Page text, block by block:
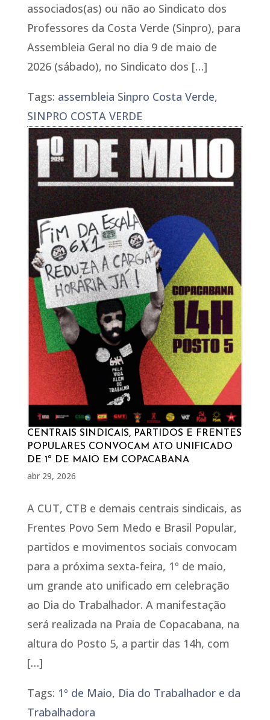
associados(as) ou não ao Sindicato dos
Professores da Costa Verde (Sinpro), para
Assembleia Geral no dia 9 de maio de
2026 (sábado), no Sindicato dos […]
Tags: assembleia Sinpro Costa Verde,
SINPRO COSTA VERDE
CENTRAIS SINDICAIS, PARTIDOS E FRENTES
POPULARES CONVOCAM ATO UNIFICADO
DE 1º DE MAIO EM COPACABANA
abr 29, 2026
A CUT, CTB e demais centrais sindicais, as
Frentes Povo Sem Medo e Brasil Popular,
partidos e movimentos sociais convocam
para a próxima sexta-feira, 1º de maio,
um grande ato unificado em celebração
ao Dia do Trabalhador. A manifestação
será realizada na Praia de Copacabana, na
altura do Posto 5, a partir das 14h, com
[…]
Tags: 1º de Maio, Dia do Trabalhador e da
Trabalhadora